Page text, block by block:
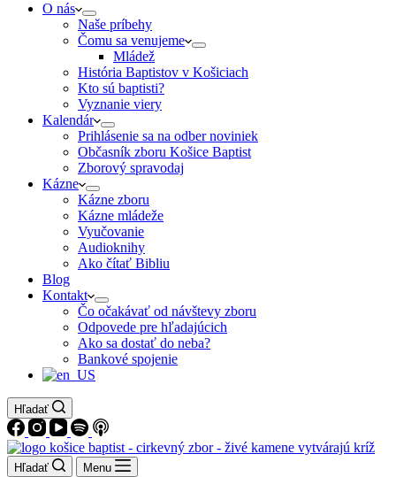
O nás
Naše príbehy
Čomu sa venujeme
Mládež
História Baptistov v Košiciach
Kto sú baptisti?
Vyznanie viery
Kalendár
Prihlásenie sa na odber noviniek
Občasník zboru Košice Baptist
Zborový spravodaj
Kázne
Kázne zboru
Kázne mládeže
Vyučovanie
Audioknihy
Ako čítať Bibliu
Blog
Kontakt
Čo očakávať od návštevy zboru
Odpovede pre hľadajúcich
Ako sa dostať do neba?
Bankové spojenie
Hľadať
Hľadať Menu